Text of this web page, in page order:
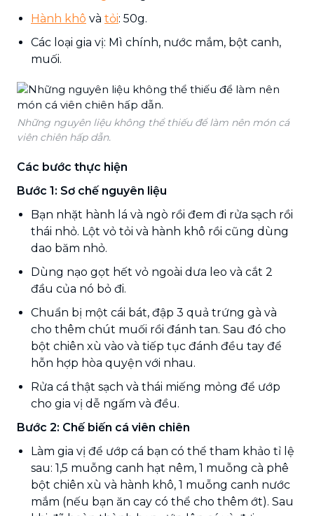
Hành khô và tỏi: 50g.
Các loại gia vị: Mì chính, nước mắm, bột canh,
muối.
Những nguyên liệu không thể thiếu để làm nên món cá
viên chiên hấp dẫn.
Các bước thực hiện
Bước 1: Sơ chế nguyên liệu
Bạn nhặt hành lá và ngò rồi đem đi rửa sạch rồi
thái nhỏ. Lột vỏ tỏi và hành khô rồi cũng dùng
dao băm nhỏ.
Dùng nạo gọt hết vỏ ngoài dưa leo và cắt 2
đầu của nó bỏ đi.
Chuẩn bị một cái bát, đập 3 quả trứng gà và
cho thêm chút muối rồi đánh tan. Sau đó cho
bột chiên xù vào và tiếp tục đánh đều tay để
hỗn hợp hòa quyện với nhau.
Rửa cá thật sạch và thái miếng mỏng để ướp
cho gia vị dễ ngấm và đều.
Bước 2: Chế biến cá viên chiên
Làm gia vị để ướp cá bạn có thể tham khảo tỉ lệ
sau: 1,5 muỗng canh hạt nêm, 1 muỗng cà phê
bột chiên xù và hành khô, 1 muỗng canh nước
mắm (nếu bạn ăn cay có thể cho thêm ớt). Sau